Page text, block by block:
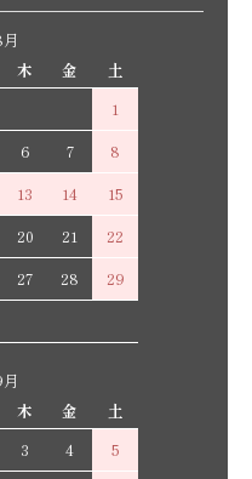
木 金
土
1
6 7
8
13 14
15
20 21
22
27 28
29
木 金
土
3 4
5